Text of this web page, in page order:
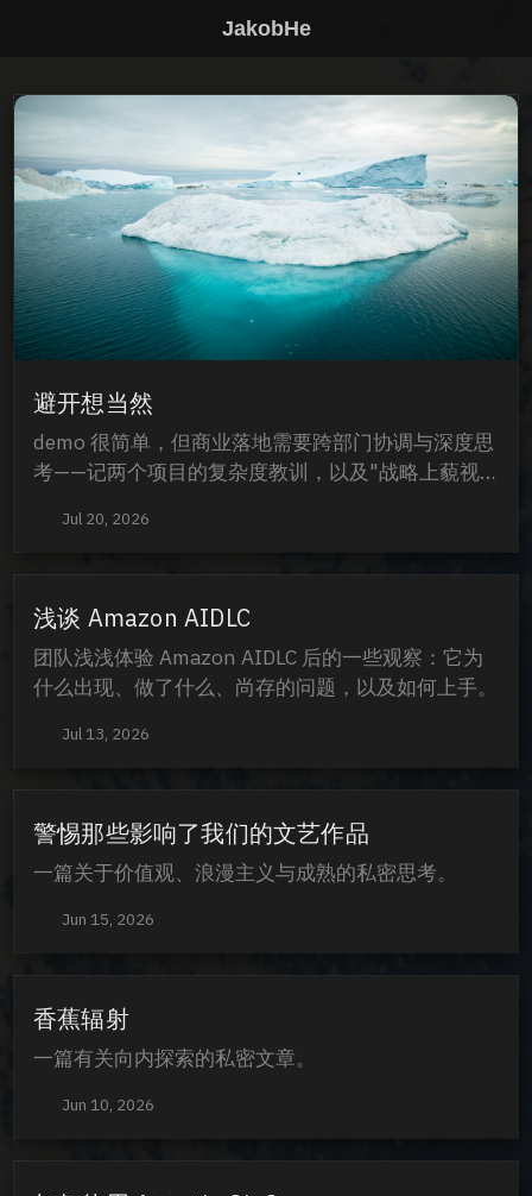
JakobHe
避开想当然
demo 很简单，但商业落地需要跨部门协调与深度思
考——记两个项目的复杂度教训，以及"战略上藐视
Jul 20, 2026
浅谈 Amazon AIDLC
团队浅浅体验 Amazon AIDLC 后的一些观察：它为
什么出现、做了什么、尚存的问题，以及如何上手。
Jul 13, 2026
警惕那些影响了我们的文艺作品
一篇关于价值观、浪漫主义与成熟的私密思考。
Jun 15, 2026
香蕉辐射
一篇有关向内探索的私密文章。
Jun 10, 2026